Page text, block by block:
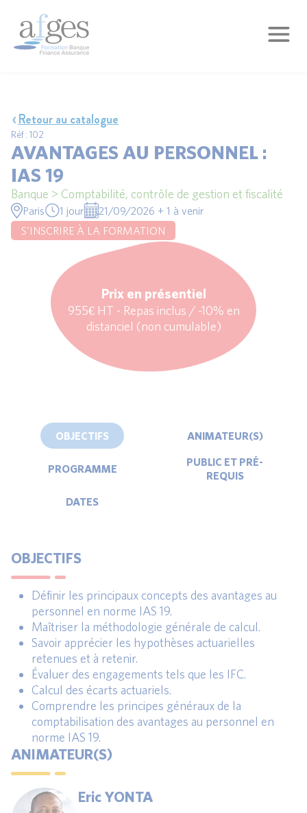
Retour au catalogue
Réf : 102
AVANTAGES AU PERSONNEL :
IAS 19
Banque > Comptabilité, contrôle de gestion et fiscalité
Paris 1 jour
21/09/2026 + 1 à venir
S'INSCRIRE À LA FORMATION
Prix en présentiel
955€ HT - Repas inclus / -10% en
distanciel (non cumulable)
OBJECTIFS ANIMATEUR(S)
PROGRAMME
PUBLIC ET PRÉ-
REQUIS
DATES
OBJECTIFS
Définir les principaux concepts des avantages au
personnel en norme IAS 19.
Maîtriser la méthodologie générale de calcul.
Savoir apprécier les hypothèses actuarielles
retenues et à retenir.
Évaluer des engagements tels que les IFC.
Calcul des écarts actuariels.
Comprendre les principes généraux de la
comptabilisation des avantages au personnel en
norme IAS 19.
ANIMATEUR(S)
Eric YONTA